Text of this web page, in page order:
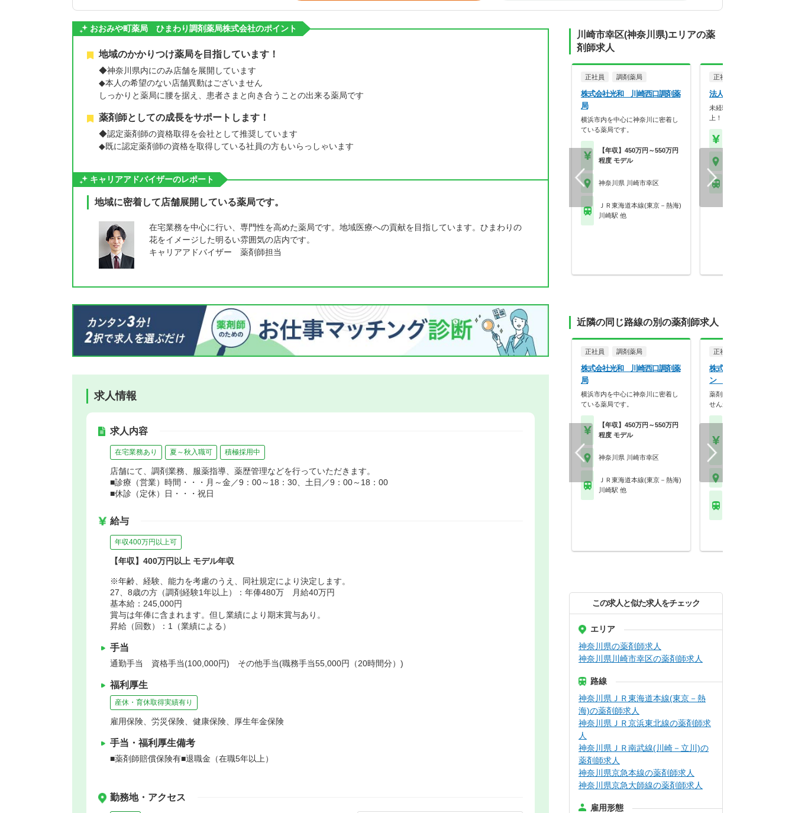
おおみや町薬局 ひまわり調剤薬局株式会社のポイント
地域のかかりつけ薬局を目指しています！
◆神奈川県内にのみ店舗を展開しています
◆本人の希望のない店舗異動はございません
しっかりと薬局に腰を据え、患者さまと向き合うことの出来る薬局です
薬剤師としての成長をサポートします！
◆認定薬剤師の資格取得を会社として推奨しています
◆既に認定薬剤師の資格を取得している社員の方もいらっしゃいます
キャリアアドバイザーのレポート
地域に密着して店舗展開している薬局です。
在宅業務を中心に行い、専門性を高めた薬局です。地域医療への貢献を目指しています。ひまわりの
花をイメージした明るい雰囲気の店内です。
キャリアアドバイザー 薬剤師担当
求人情報
求人内容
在宅業務あり 夏～秋入職可 積極採用中
店舗にて、調剤業務、服薬指導、薬歴管理などを行っていただきます。
■診療（営業）時間・・・月～金／9：00～18：30、土日／9：00～18：00
■休診（定休）日・・・祝日
給与
年収400万円以上可
【年収】400万円以上 モデル年収
※年齢、経験、能力を考慮のうえ、同社規定により決定します。
27、8歳の方（調剤経験1年以上）：年俸480万 月給40万円
基本給：245,000円
賞与は年俸に含まれます。但し業績により期末賞与あり。
昇給（回数）：1（業績による）
手当
通勤手当 資格手当(100,000円) その他手当(職務手当55,000円（20時間分）)
福利厚生
産休・育休取得実績有り
雇用保険、労災保険、健康保険、厚生年金保険
手当・福利厚生備考
■薬剤師賠償保険有■退職金（在職5年以上）
勤務地・アクセス
川崎市幸区(神奈川県)エリアの薬
剤師求人
正社員 調剤薬局
株式会社光和 川崎西口調剤薬
局
横浜市内を中心に神奈川に密着し
ている薬局です。
【年収】450万円～550万円
程度 モデル
神奈川県 川崎市幸区
ＪＲ東海道本線(東京－熱海)
川崎駅 他
正社員
法人名非公開
未経験可能！年間休日120日
上！プライベート第一…
近隣の同じ路線の別の薬剤師求人
正社員 調剤薬局
株式会社光和 川崎西口調剤薬
局
横浜市内を中心に神奈川に密着し
ている薬局です。
【年収】450万円～550万円
程度 モデル
神奈川県 川崎市幸区
ＪＲ東海道本線(東京－熱海)
川崎駅 他
正社員
株式会社アポテーカ・ジ
ン すこやか薬局 本店
薬剤師として幅広い経験を積
せんか？
この求人と似た求人をチェック
エリア
神奈川県の薬剤師求人
神奈川県川崎市幸区の薬剤師求人
路線
神奈川県ＪＲ東海道本線(東京－熱
海)の薬剤師求人
神奈川県ＪＲ京浜東北線の薬剤師求
人
神奈川県ＪＲ南武線(川崎－立川)の
薬剤師求人
神奈川県京急本線の薬剤師求人
神奈川県京急大師線の薬剤師求人
雇用形態